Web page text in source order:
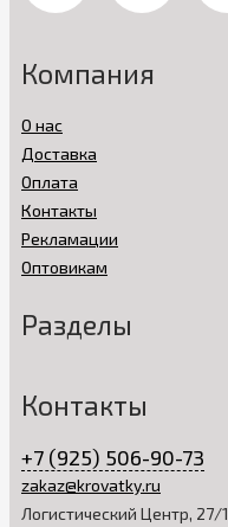
Компания
О нас
Доставка
Оплата
Контакты
Рекламации
Оптовикам
Разделы
Контакты
+7 (925) 506-90-73
zakaz@krovatky.ru
Логистический Центр, 27/1